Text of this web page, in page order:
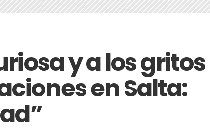
y a los gritos
en Salta: